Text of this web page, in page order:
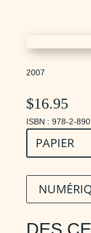
2007
$16.95
ISBN : 978-2-
PAPIER